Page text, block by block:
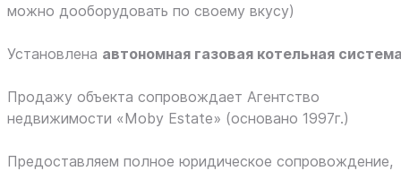
можно дооборудовать по своему вкусу)
Установлена автономная газовая котельная
Продажу объекта сопровождает Агентство
недвижимости «Moby Estate» (основано 1997г.)
Предоставляем полное юридическое сопровождение,